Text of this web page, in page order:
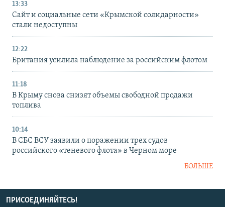
13:33
Сайт и социальные сети «Крымской солидарности»
стали недоступны
12:22
Британия усилила наблюдение за российским флотом
11:18
В Крыму снова снизят объемы свободной продажи
топлива
10:14
В СБС ВСУ заявили о поражении трех судов
российского «теневого флота» в Черном море
БОЛЬШЕ
ПРИСОЕДИНЯЙТЕСЬ!